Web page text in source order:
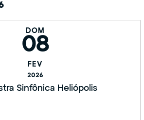
DOM
08
FEV
2026
Sinfônica Heliópolis